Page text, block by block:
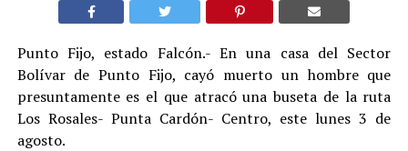
Punto Fijo, estado Falcón.- En una casa del Sector
Bolívar de Punto Fijo, cayó muerto un hombre que
presuntamente es el que atracó una buseta de la ruta
Los Rosales- Punta Cardón- Centro, este lunes 3 de
agosto.